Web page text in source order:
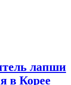
лапши
в Корее